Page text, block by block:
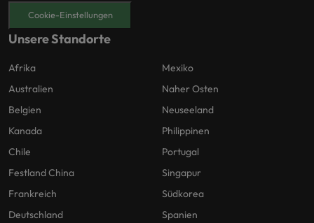
Cookie-Einstellungen
Unsere Standorte
Afrika
Australien
Belgien
Kanada
Chile
Festland China
Frankreich
Deutschland
Mexiko
Naher Osten
Neuseeland
Philippinen
Portugal
Singapur
Südkorea
Spanien